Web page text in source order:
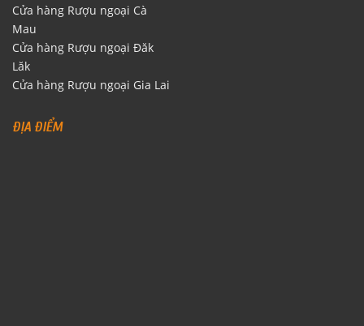
Cửa hàng Rượu ngoại Cà
Mau
Cửa hàng Rượu ngoại Đăk
Lăk
Cửa hàng Rượu ngoại Gia Lai
ĐỊA ĐIỂM